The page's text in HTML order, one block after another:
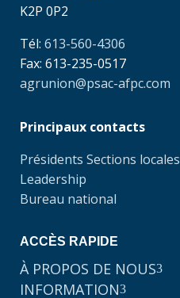
K2P 0P2
Tél: 613-560-4306
Fax: 613-235-0517
agrunion@psac-afpc.com
Principaux contacts
Présidents Sections locales
Leadership
Bureau national
ACCÈS RAPIDE
À PROPOS DE NOUS3
INFORMATION3